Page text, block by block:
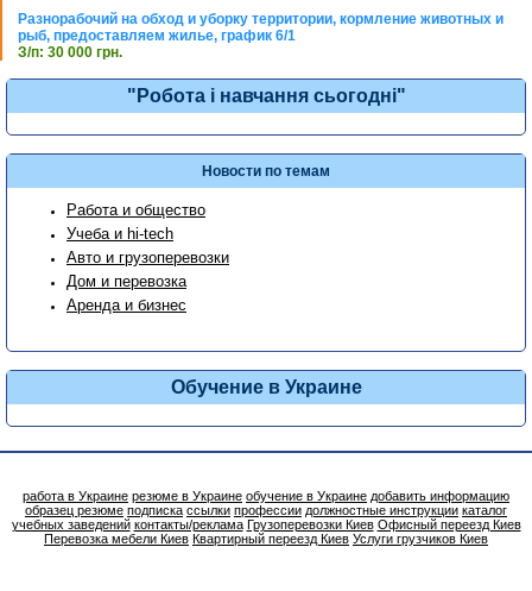
Разнорабочий на обход и уборку территории, кормление животных и
рыб, предоставляем жилье, график 6/1
З/п: 30 000 грн.
"Робота і навчання сьогодні"
Новости по темам
Работа и общество
Учеба и hi-tech
Авто и грузоперевозки
Дом и перевозка
Аренда и бизнес
Обучение в Украине
работа в Украине резюме в Украине обучение в Украине добавить информацию
образец резюме подписка ссылки профессии должностные инструкции каталог
учебных заведений контакты/реклама Грузоперевозки Киев Офисный переезд Киев
Перевозка мебели Киев Квартирный переезд Киев Услуги грузчиков Киев